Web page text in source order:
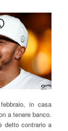
in casa
a tenere banco.
detto contrario a